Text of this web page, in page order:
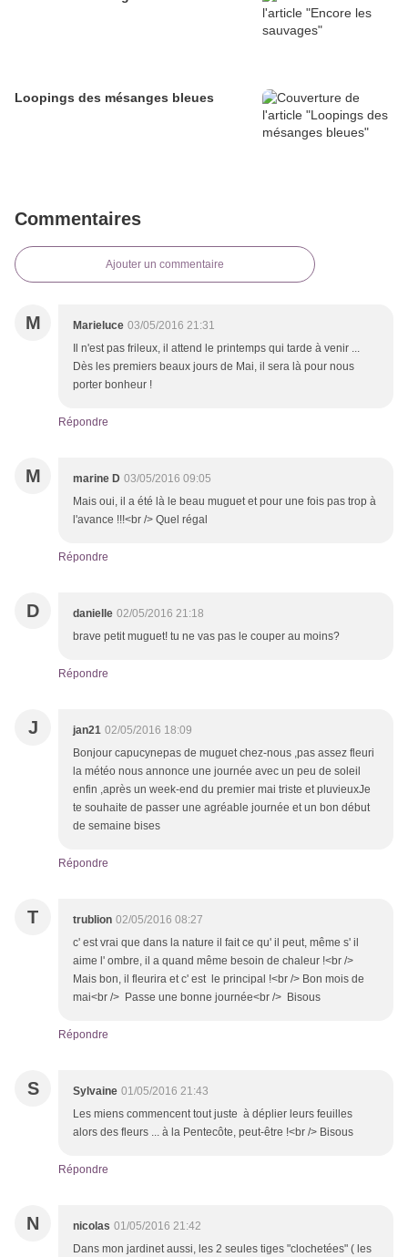
Loopings des mésanges bleues
Commentaires
Ajouter un commentaire
M Marieluce 03/05/2016 21:31
Il n'est pas frileux, il attend le printemps qui tarde à venir ...
Dès les premiers beaux jours de Mai, il sera là pour nous
porter bonheur !
Répondre
M marine D 03/05/2016 09:05
Mais oui, il a été là le beau muguet et pour une fois pas trop à
l'avance !!!<br /> Quel régal
Répondre
D danielle 02/05/2016 21:18
brave petit muguet! tu ne vas pas le couper au moins?
Répondre
J jan21 02/05/2016 18:09
Bonjour capucynepas de muguet chez-nous ,pas assez fleuri
la météo nous annonce une journée avec un peu de soleil
enfin ,après un week-end du premier mai triste et pluvieuxJe
te souhaite de passer une agréable journée et un bon début
de semaine bises
Répondre
T trublion 02/05/2016 08:27
c' est vrai que dans la nature il fait ce qu' il peut, même s' il
aime l' ombre, il a quand même besoin de chaleur !<br />
Mais bon, il fleurira et c' est le principal !<br /> Bon mois de
mai<br /> Passe une bonne journée<br /> Bisous
Répondre
S Sylvaine 01/05/2016 21:43
Les miens commencent tout juste à déplier leurs feuilles
alors des fleurs ... à la Pentecôte, peut-être !<br /> Bisous
Répondre
N nicolas 01/05/2016 21:42
Dans mon jardinet aussi, les 2 seules tiges "clochetées" ( les